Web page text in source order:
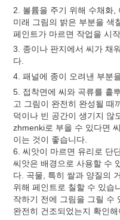
2. 볼륨을 주기 위해 수채화,
미래 그림의 밝은 부분을 색
페인트가 마르면 작업을 시
3. 종이나 판지에서 씨가 채
다.
4. 패널에 종이 오려낸 부분
5. 접착면에 씨와 곡류를 흩
고 그림이 완전히 완성될 때
덕이나 빈 공간이 생기지 않
zhmenki로 부을 수 있다면
이는 것이 좋습니다.
6. 씨앗이 마르면 유리로 단
씨앗은 배경으로 사용할 수
다. 곡물, 특히 쌀과 양질의
위해 페인트로 칠할 수 있습
작하기 전에 그림을 그릴 수
완전히 건조되었는지 확인해